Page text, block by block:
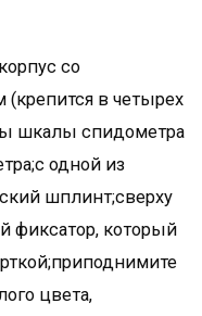
со
в четырех
шкалы спидометра
одной из
шплинт;сверху
фиксатор, который
цвета,